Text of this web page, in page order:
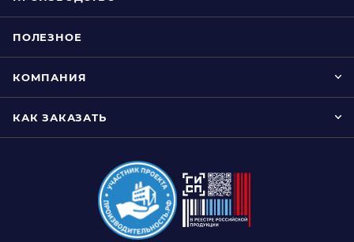
ПОЛЕЗНОЕ
КОМПАНИЯ
КАК ЗАКАЗАТЬ